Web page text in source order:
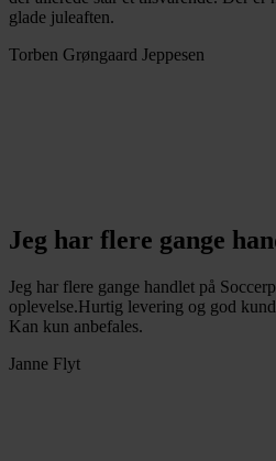
glade juleaften.
Torben Grøngaard Jeppesen
Jeg har flere gange
Jeg har flere gange handlet på
oplevelse.Hurtig levering og god
Kan kun anbefales.
Janne Flyt